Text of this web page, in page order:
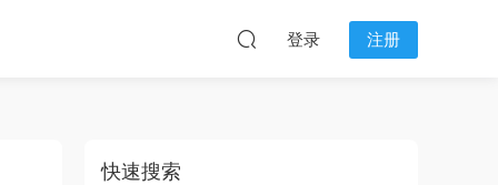
登录 注册
快速搜索